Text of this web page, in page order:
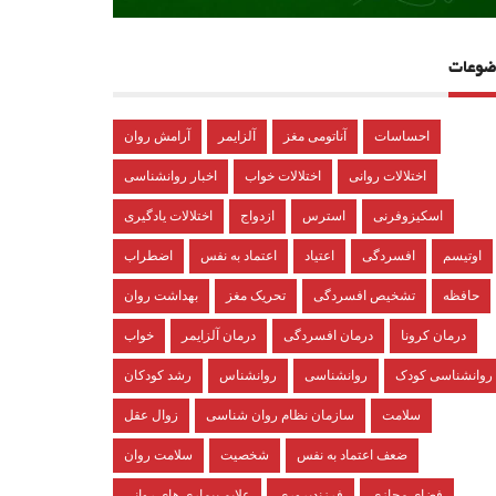
آرامش روان آلزایمر آناتومی مغز احساسات
اخبار روانشناسی اختلالات خواب اختلالات روانی
اختلالات یادگیری ازدواج استرس اسکیزوفرنی
اضطراب اعتماد به نفس اعتیاد افسردگی اوتیسم
بهداشت روان تحریک مغز تشخیص افسردگی حافظه
خواب درمان آلزایمر درمان افسردگی درمان کرونا
رشد کودکان روانشناس روانشناسی روانشناسی کودک
زوال عقل سازمان نظام روان شناسی سلامت
سلامت روان شخصیت ضعف اعتماد به نفس